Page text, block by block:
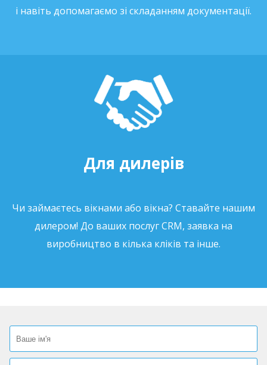
і навіть допомагаємо зі складанням документації.
Для дилерів
Чи займаєтесь вікнами або вікна? Ставайте нашим
дилером! До ваших послуг CRM, заявка на
виробництво в кілька кліків та інше.